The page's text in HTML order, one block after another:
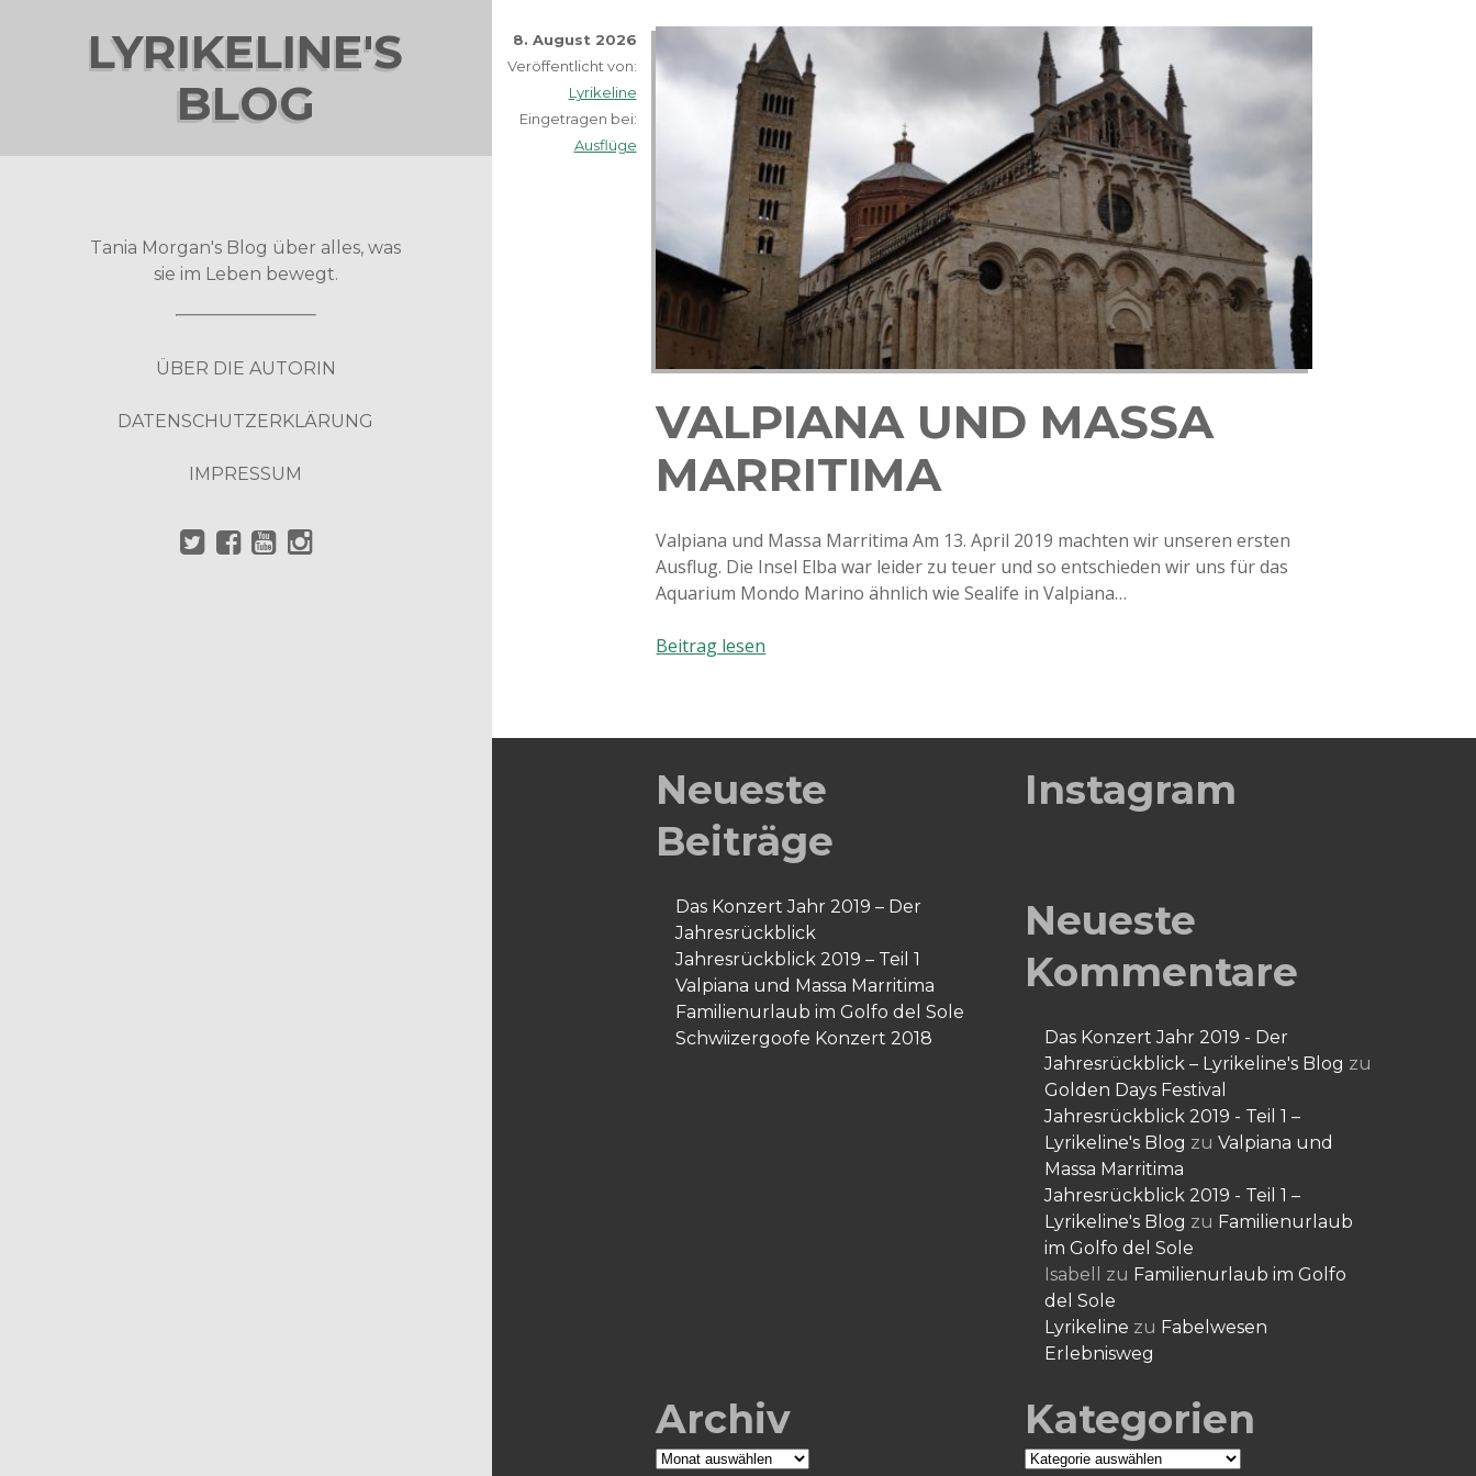
LYRIKELINE'S
BLOG
Tania Morgan's Blog über alles, was
sie im Leben bewegt.
ÜBER DIE AUTORIN
DATENSCHUTZERKLÄRUNG
IMPRESSUM
8. August 2026
Veröffentlicht von:
Lyrikeline
Eingetragen bei:
Ausflüge
VALPIANA UND MASSA
MARRITIMA
Valpiana und Massa Marritima Am 13. April 2019 machten wir unseren ersten
Ausflug. Die Insel Elba war leider zu teuer und so entschieden wir uns für das
Aquarium Mondo Marino ähnlich wie Sealife in Valpiana…
Beitrag lesen
Neueste
Beiträge
Das Konzert Jahr 2019 – Der
Jahresrückblick
Jahresrückblick 2019 – Teil 1
Valpiana und Massa Marritima
Familienurlaub im Golfo del Sole
Schwiizergoofe Konzert 2018
Instagram
Neueste
Kommentare
Das Konzert Jahr 2019 - Der
Jahresrückblick – Lyrikeline's Blog zu
Golden Days Festival
Jahresrückblick 2019 - Teil 1 –
Lyrikeline's Blog zuValpiana und
Massa Marritima
Jahresrückblick 2019 - Teil 1 –
Lyrikeline's Blog zu Familienurlaub
im Golfo del Sole
Isabell
zu Familienurlaub im Golfo
del Sole
Lyrikeline zu Fabelwesen
Erlebnisweg
Archiv
Archiv
Kategorien
Kategorien